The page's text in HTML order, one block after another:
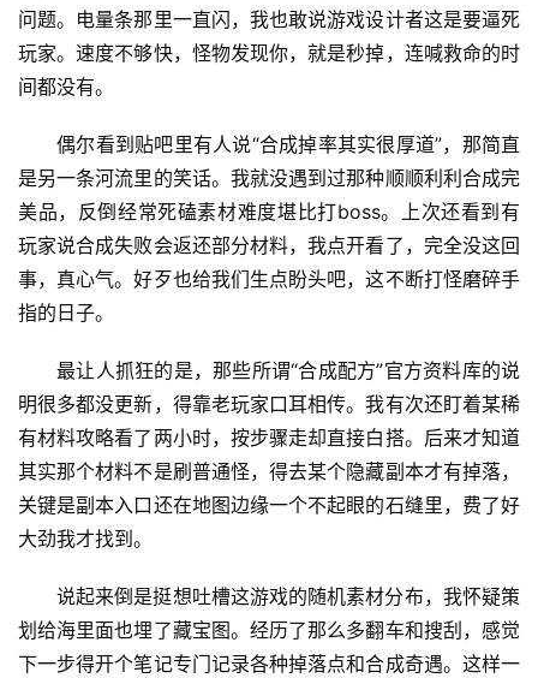
问题。电量条那里一直闪，我也敢说游戏设计者这是要逼死
玩家。速度不够快，怪物发现你，就是秒掉，连喊救命的时
间都没有。
偶尔看到贴吧里有人说“合成掉率其实很厚道”，那简直
是另一条河流里的笑话。我就没遇到过那种顺顺利利合成完
美品，反倒经常死磕素材难度堪比打boss。上次还看到有
玩家说合成失败会返还部分材料，我点开看了，完全没这回
事，真心气。好歹也给我们生点盼头吧，这不断打怪磨碎手
指的日子。
最让人抓狂的是，那些所谓“合成配方”官方资料库的说
明很多都没更新，得靠老玩家口耳相传。我有次还盯着某稀
有材料攻略看了两小时，按步骤走却直接白搭。后来才知道
其实那个材料不是刷普通怪，得去某个隐藏副本才有掉落，
关键是副本入口还在地图边缘一个不起眼的石缝里，费了好
大劲我才找到。
说起来倒是挺想吐槽这游戏的随机素材分布，我怀疑策
划给海里面也埋了藏宝图。经历了那么多翻车和搜刮，感觉
下一步得开个笔记专门记录各种掉落点和合成奇遇。这样一